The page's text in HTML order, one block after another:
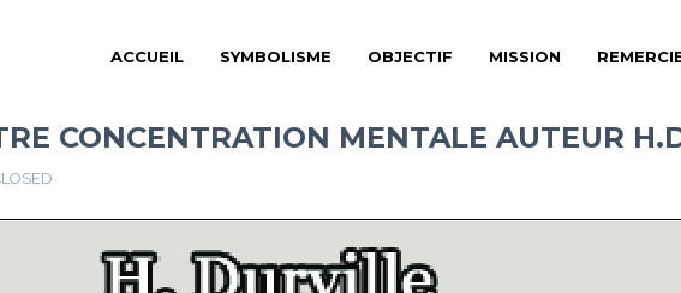
ACCUEIL SYMBOLISME OBJECTIF MISSION
CONCENTRATION MENTALE AUTEUR